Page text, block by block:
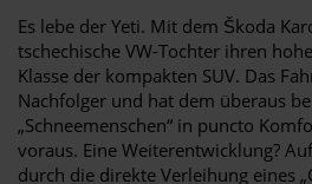
Es lebe der Yeti. Mit dem Škoda
tschechische VW-Tochter ihren
Klasse der kompakten SUV. Das
Nachfolger und hat dem überaus
„Schneemenschen“ in puncto
voraus. Eine Weiterentwicklung?
durch die direkte Verleihung eines